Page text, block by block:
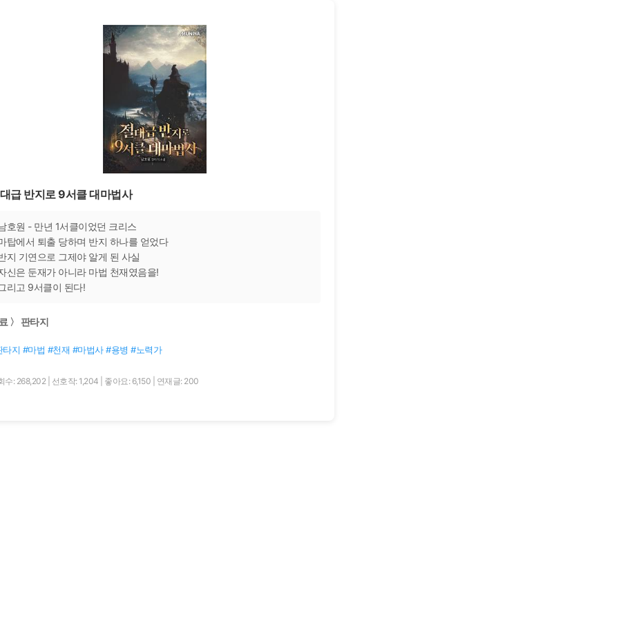
급 반지로 9서클 대마법사
호원 - 만년 1서클이었던 크리스
탑에서 퇴출 당하며 반지 하나를 얻었다
지 기연으로 그제야 알게 된 사실
신은 둔재가 아니라 마법 천재였음을!
리고 9서클이 된다!
〉 판타지
타지 #마법 #천재 #마법사 #용병 #노력가
수: 268,202 선호작: 1,204 좋아요: 6,150 연재글: 200